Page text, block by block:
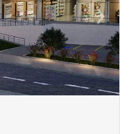
›Next